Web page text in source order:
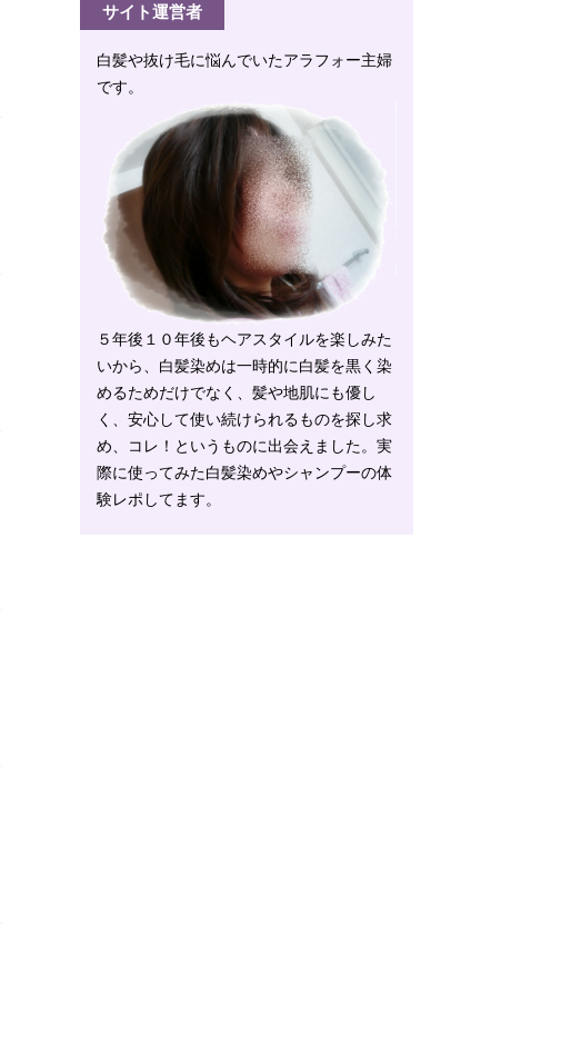
サイト運営者
白髪や抜け毛に悩んでいたアラフォー主婦
です。
５年後１０年後もヘアスタイルを楽しみた
いから、白髪染めは一時的に白髪を黒く染
めるためだけでなく、髪や地肌にも優し
く、安心して使い続けられるものを探し求
め、コレ！というものに出会えました。実
際に使ってみた白髪染めやシャンプーの体
験レポしてます。